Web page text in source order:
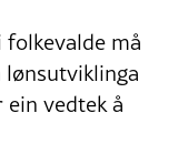
må
vedtek å